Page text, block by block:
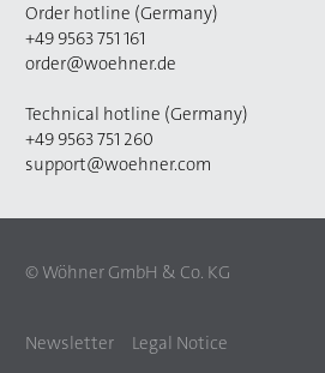
Order hotline (Germany)
+49 9563 751 161
order@woehner.de
Technical hotline (Germany)
+49 9563 751 260
support@woehner.com
© Wöhner GmbH & Co. KG
Newsletter
Legal Notice